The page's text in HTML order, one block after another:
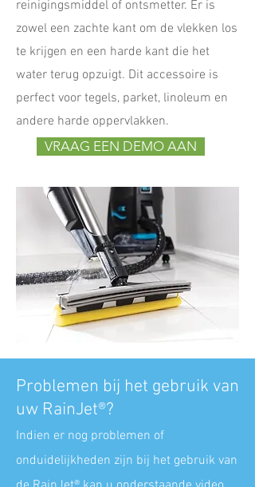
reinigingsmiddel of ontsmetter. Er is
zowel een zachte kant om de vlekken los
te krijgen en een harde kant die het
water terug opzuigt. Dit accessoire is
perfect voor tegels, parket, linoleum en
andere harde oppervlakken.
VRAAG EEN DEMO AAN
Problemen bij het gebruik van
uw RainJet®?
Indien er nog problemen of
onduidelijkheden zijn bij het gebruik van